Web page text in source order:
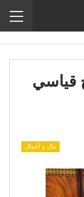
قياسي
مال و أعمال